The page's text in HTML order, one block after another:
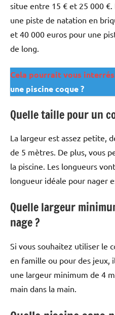
situe entre 15 € et 25 000
une piste de natation en
et 40 000 euros pour une
de long.
Cela pourrait vous
une piscine coque ?
Quelle taille pour un
La largeur est assez petite,
de 5 mètres. De plus, vous
la piscine. Les longueurs
longueur idéale pour nager
Quelle largeur
nage ?
Si vous souhaitez utiliser le
en famille ou pour des jeux,
une largeur minimum de 4
main dans la main.